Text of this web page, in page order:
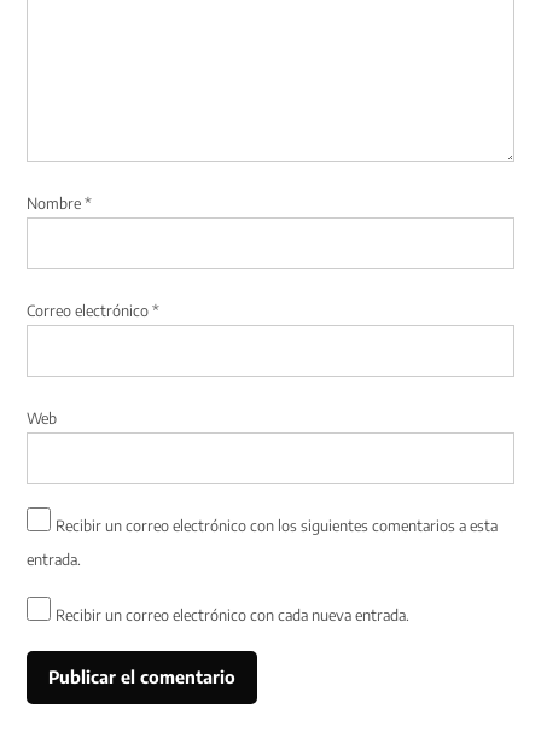
Nombre*
Correo electrónico*
Web
Recibir un correo electrónico con los siguientes comentarios a esta
entrada.
Recibir un correo electrónico con cada nueva entrada.